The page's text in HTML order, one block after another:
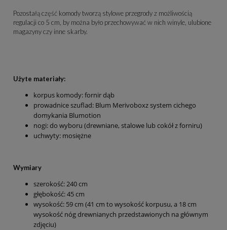
Pozostałą część komody tworzą stylowe przegrody z możliwością
regulacji co 5 cm, by można było przechowywać w nich winyle, ulubione
magazyny czy inne skarby.
Użyte materiały:
korpus komody: fornir dąb
prowadnice szuflad: Blum Merivoboxz system cichego
domykania Blumotion
nogi: do wyboru (drewniane, stalowe lub cokół z forniru)
uchwyty: mosiężne
Wymiary
szerokość: 240 cm
głębokość: 45 cm
wysokość: 59 cm (41 cm to wysokość korpusu, a 18 cm
wysokość nóg drewnianych przedstawionych na głównym
zdjęciu)